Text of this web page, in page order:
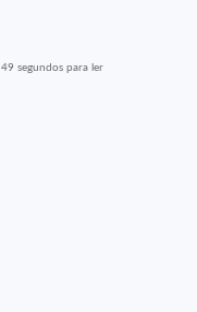
49 segundos para ler